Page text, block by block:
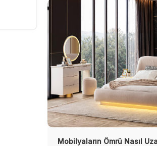
Mobilyaların Ömrü Nasıl